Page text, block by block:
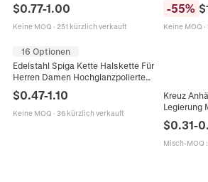
Modeschmuck Für Herren
$0.77-1.00
Keine MOQ · 251 kürzlich verkauft
-55% $
Keine MOQ ·
16 Optionen
Edelstahl Spiga Kette Halskette Für
Herren Damen Hochglanzpolierte
Für DIY Anhänger Zubehör
$0.47-1.10
Keine MOQ · 36 kürzlich verkauft
Kreuz
Legierung
Punk
Herren
$0.31-
Misch-MOQ :